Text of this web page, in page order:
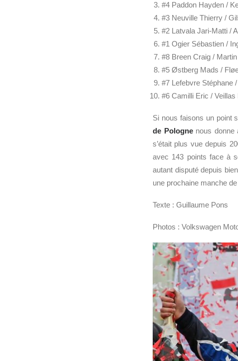
#4 Paddon Hayden /
#3 Neuville Thierry /
#2 Latvala Jari-Matti /
#1 Ogier Sébastien /
#8 Breen Craig /
#5 Østberg Mads /
#7 Lefebvre Stéphane
#6 Camilli Eric /
Si nous faisons un point
de Polognenous donne
s’était plus vue depuis
avec 143 points face à
autant disputé depuis
une prochaine manche
Texte : Guillaume Pons
Photos : Volkswagen